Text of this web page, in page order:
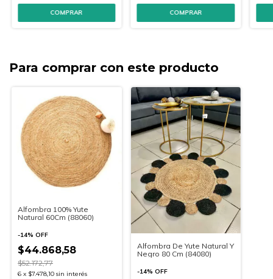
Para comprar con este producto
Alfombra 100% Yute
Natural 60Cm (88060)
-14% OFF
$44.868,58
$52.172,77
6 x $7.478,10 sin interés
Alfombra De Yute Natural Y
Negro 80 Cm (84080)
-14% OFF